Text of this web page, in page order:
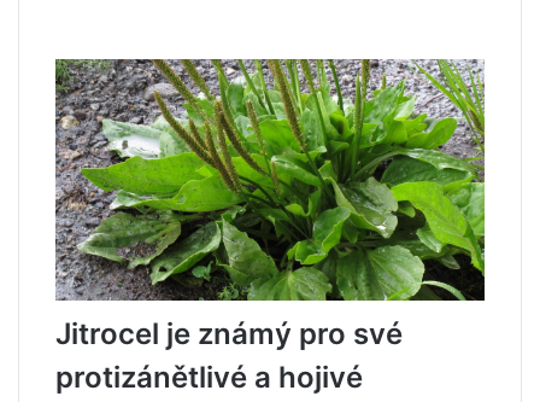
Jitrocel je známý pro své
protizánětlivé a hojivé